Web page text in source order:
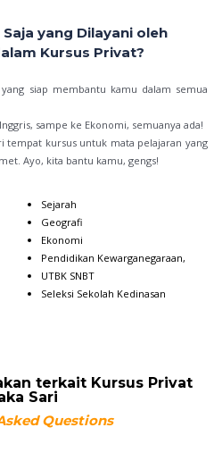
yang Dilayani oleh
Kursus Privat?
siap membantu kamu dalam semua
sampe ke Ekonomi, semuanya ada!
tempat kursus untuk mata pelajaran yang
Ayo, kita bantu kamu, gengs!
Sejarah
Geografi
Ekonomi
Pendidikan Kewarganegaraan,
UTBK SNBT
Seleksi Sekolah Kedinasan
terkait Kursus Privat
Sari
Questions